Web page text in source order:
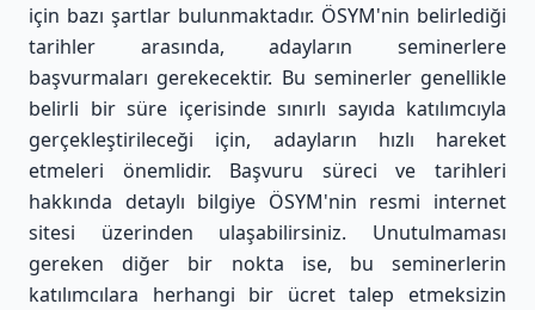
için bazı şartlar bulunmaktadır. ÖSYM'nin belirlediği
tarihler arasında, adayların seminerlere
başvurmaları gerekecektir. Bu seminerler genellikle
belirli bir süre içerisinde sınırlı sayıda katılımcıyla
gerçekleştirileceği için, adayların hızlı hareket
etmeleri önemlidir. Başvuru süreci ve tarihleri
hakkında detaylı bilgiye ÖSYM'nin resmi internet
sitesi üzerinden ulaşabilirsiniz. Unutulmaması
gereken diğer bir nokta ise, bu seminerlerin
katılımcılara herhangi bir ücret talep etmeksizin